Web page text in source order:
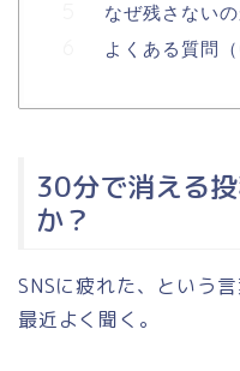
なぜ残さない
よくある質問（
30分で消える
か？
SNSに疲れた、という言
最近よく聞く。